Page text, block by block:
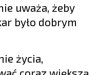
uważa, żeby
było dobrym
życia,